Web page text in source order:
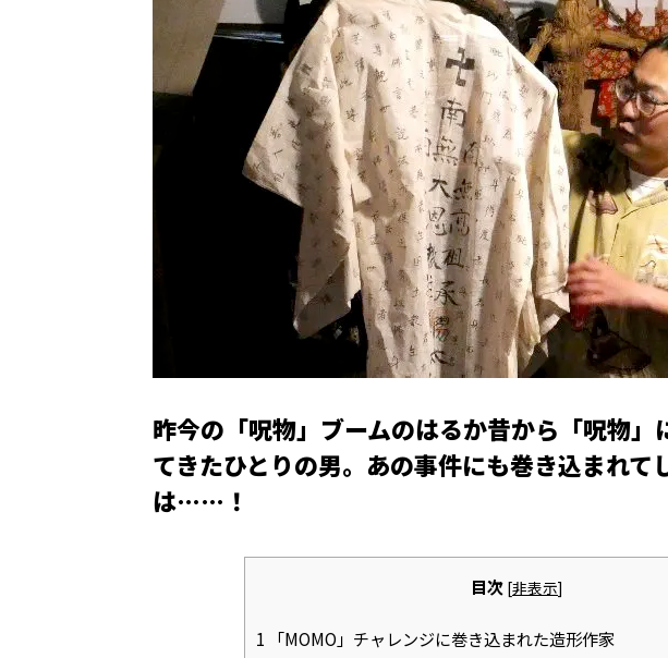
昨今の「呪物」ブームのはるか昔から「呪物」
てきたひとりの男。あの事件にも巻き込まれて
は……！
目次 [非表示]
1 「MOMO」チャレンジに巻き込まれた造形作家